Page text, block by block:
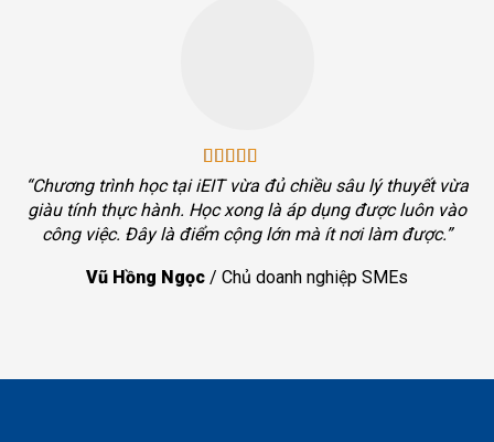
“Chương trình học tại iEIT vừa đủ chiều sâu lý thuyết vừa
giàu tính thực hành. Học xong là áp dụng được luôn vào
công việc. Đây là điểm cộng lớn mà ít nơi làm được.”
Vũ Hồng Ngọc / Chủ doanh nghiệp SMEs